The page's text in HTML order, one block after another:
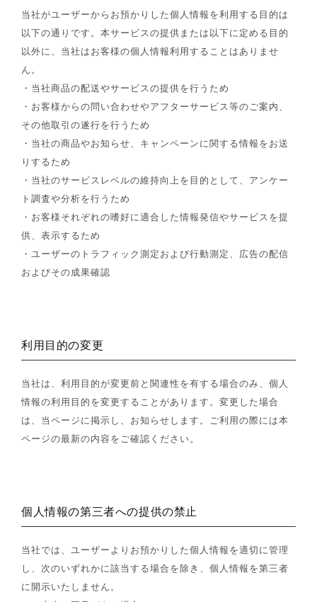
当社がユーザーからお預かりした個人情報を利用する目的は
以下の通りです。本サービスの提供または以下に定める目的
以外に、当社はお客様の個人情報利用することはありませ
ん。
・当社商品の配送やサービスの提供を行うため
・お客様からの問い合わせやアフターサービス等のご案内、
その他取引の遂行を行うため
・当社の商品やお知らせ、キャンペーンに関する情報をお送
りするため
・当社のサービスレベルの維持向上を目的として、アンケー
ト調査や分析を行うため
・お客様それぞれの嗜好に適合した情報発信やサービスを提
供、表示するため
・ユーザーのトラフィック測定および行動測定、広告の配信
およびその成果確認
利用目的の変更
当社は、利用目的が変更前と関連性を有する場合のみ、個人
情報の利用目的を変更することがあります。変更した場合
は、当ページに掲示し、お知らせします。ご利用の際には本
ページの最新の内容をご確認ください。
個人情報の第三者への提供の禁止
当社では、ユーザーよりお預かりした個人情報を適切に管理
し、次のいずれかに該当する場合を除き、個人情報を第三者
に開示いたしません。